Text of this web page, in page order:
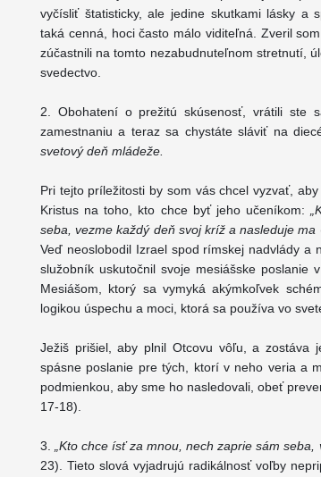
vyčísliť štatisticky, ale jedine skutkami lásky a
taká cenná, hoci často málo viditeľná. Zveril
zúčastnili na tomto nezabudnuteľnom stretnutí,
svedectvo.
2. Obohatení o prežitú skúsenosť, vrátili ste
zamestnaniu a teraz sa chystáte sláviť na
svetový deň mládeže.
Pri tejto príležitosti by som vás chcel vyzvať,
Kristus na toho, kto chce byť jeho učeníkom:
seba, vezme každý deň svoj kríž a nasleduje ma
Veď neoslobodil Izrael spod rímskej nadvlády a
služobník uskutočnil svoje mesiášske
Mesiášom, ktorý sa vymyká akýmkoľvek
logikou úspechu a moci, ktorá sa používa vo
Ježiš prišiel, aby plnil Otcovu vôľu, a zostáva
spásne poslanie pre tých, ktorí v neho veria a
podmienkou, aby sme ho nasledovali, obeť
17-18).
3. „Kto chce ísť za mnou, nech zaprie sám
23). Tieto slová vyjadrujú radikálnosť voľby